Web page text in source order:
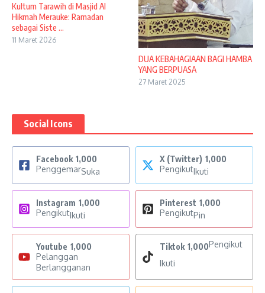
Kultum Tarawih di Masjid Al
Hikmah Merauke: Ramadan
sebagai Siste ...
11 Maret 2026
DUA KEBAHAGIAAN BAGI HAMBA
YANG BERPUASA
27 Maret 2025
Social Icons
Facebook 1,000
PenggemarSuka
X (Twitter) 1,000
PengikutIkuti
Instagram 1,000
PengikutIkuti
Pinterest 1,000
PengikutPin
Youtube 1,000
Pelanggan
Berlangganan
Tiktok 1,000Pengikut
Ikuti